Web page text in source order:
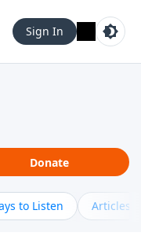
Sign In
Donate
to Listen Articles